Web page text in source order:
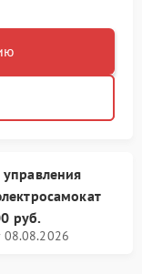
руб.
08.08.2026